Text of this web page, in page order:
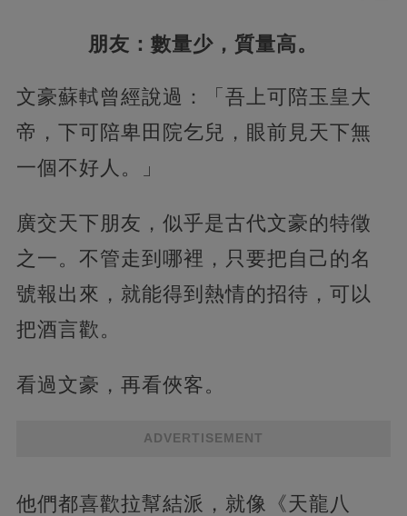
朋友：數量少，質量高。
文豪蘇軾曾經說過：「吾上可陪玉皇大
帝，下可陪卑田院乞兒，眼前見天下無
一個不好人。」
廣交天下朋友，似乎是古代文豪的特徵
之一。不管走到哪裡，只要把自己的名
號報出來，就能得到熱情的招待，可以
把酒言歡。
看過文豪，再看俠客。
ADVERTISEMENT
他們都喜歡拉幫結派，就像《天龍八